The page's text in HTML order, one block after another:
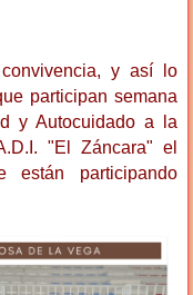
y así lo
participan semana
y Autocuidado a la
"El Záncara" el
participando